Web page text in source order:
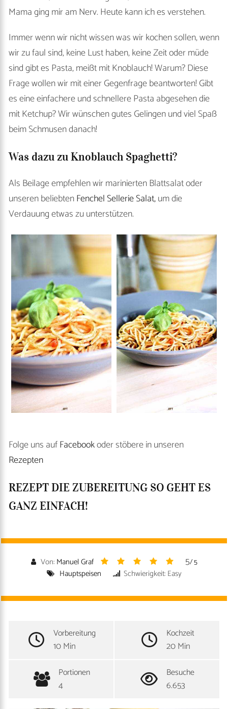
Mama ging mir am Nerv. Heute kann ich es verstehen.
Immer wenn wir nicht wissen was wir kochen sollen, wenn
wir zu faul sind, keine Lust haben, keine Zeit oder müde
sind gibt es Pasta, meißt mit Knoblauch! Warum? Diese
Frage wollen wir mit einer Gegenfrage beantworten! Gibt
es eine einfachere und schnellere Pasta abgesehen die
mit Ketchup? Wir wünschen gutes Gelingen und viel Spaß
beim Schmusen danach!
Was dazu zu Knoblauch Spaghetti?
Als Beilage empfehlen wir marinierten Blattsalat oder
unseren beliebtenFenchel Sellerie Salat,um die
Verdauung etwas zu unterstützen.
Folge uns aufFacebookoder stöbere in unseren
Rezepten
REZEPT DIE ZUBEREITUNG SO GEHT ES
GANZ EINFACH!
Von: Manuel Graf 5/ 5
Hauptspeisen Schwierigkeit: Easy
Vorbereitung
10 Min
Kochzeit
20 Min
Portionen
4
Besuche
6.653